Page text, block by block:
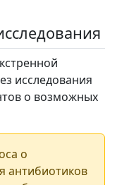
исследования
о возможных
о
антибиотиков